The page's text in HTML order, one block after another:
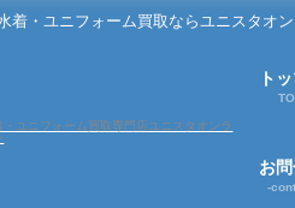
着・ユニフォーム買取ならユニスタオ
ト
お
-